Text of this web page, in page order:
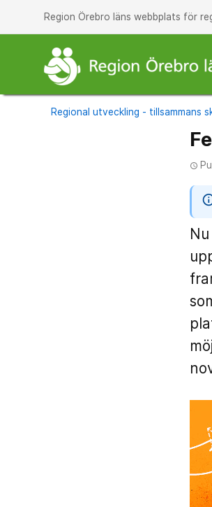
Region Örebro läns webbplats för
Regional utveckling - tillsammans
access_time